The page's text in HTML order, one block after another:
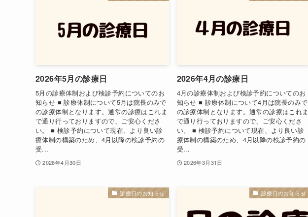
2026年5月の診療日
5月の診療体制および検診予約についてのお
知らせ ■ 診療体制について5月は院長のみで
の診療体制となります。通常の診療はこれま
で通り行っておりますので、ご安心くださ
い。 ■ 検診予約について現在、より良い診
療体制の構築のため、4月以降の検診予約の
受...
2026年4月30日
2026年4月の診療日
4月の診療体制および検診予約についてのお
知らせ ■ 診療体制について4月は院長のみで
の診療体制となります。通常の診療はこれま
で通り行っておりますので、ご安心くださ
い。 ■ 検診予約について現在、より良い診
療体制の構築のため、4月以降の検診予約の
受...
2026年3月31日
診療日のお知らせ 診療日のお知らせ